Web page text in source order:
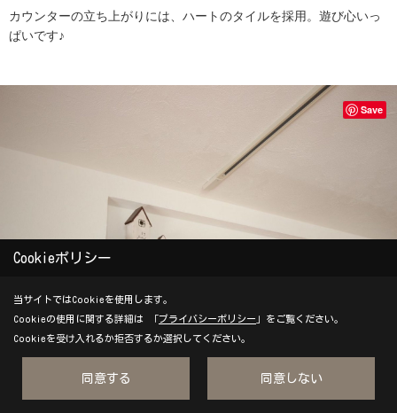
カウンターの立ち上がりには、ハートのタイルを採用。遊び心いっ
ぱいです♪
とで、寂しかった空間のアクセントになりました。
Save
Cookieポリシー
当サイトではCookieを使用します。
Cookieの使用に関する詳細は 「プライバシーポリシー 」をご覧ください。
Cookieを受け入れるか拒否するか選択してください。
同意する 同意しない